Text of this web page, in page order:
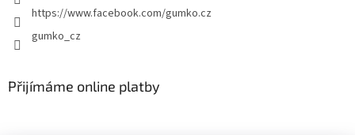
https://www.facebook.com/gumko.cz
gumko_cz
Přijímáme online platby